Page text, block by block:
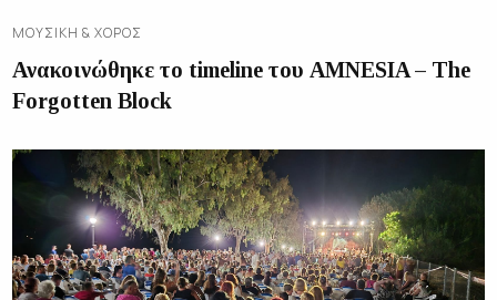
ΜΟΥΣΙΚΉ & ΧΟΡΌΣ
Ανακοινώθηκε το timeline του AMNESIA – The
Forgotten Block